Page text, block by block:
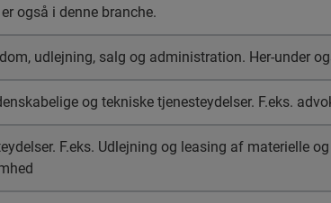
også i denne branche.
udlejning, salg og administration. Her-under
og tekniske tjenesteydelser. F.eks.
F.eks. Udlejning og leasing af ma­terielle